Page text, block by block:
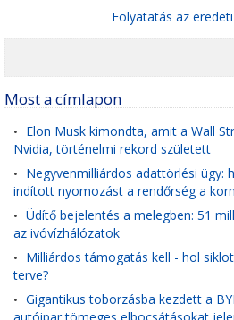
Folyatatás az
Most a címlapon
• Elon Musk kimondta, amit a Wall
Nvidia, történelmi rekord született
• Negyvenmilliárdos adattörlési ügy:
indított nyomozást a rendőrség a
• Üdítő bejelentés a melegben: 51
az ivóvízhálózatok
• Milliárdos támogatás kell - hol
terve?
• Gigantikus toborzásba kezdett a
autóipar tömeges elbocsátásokat